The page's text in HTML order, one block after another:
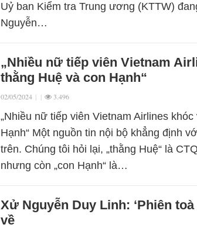
Uỷ ban Kiểm tra Trung ương (KTTW)
Nguyễn…
„Nhiều nữ tiếp viên Vietnam
thằng Huệ và con Hạnh“
02/05/2024 | | 3.496
„Nhiều nữ tiếp viên Vietnam Airlines
Hạnh“ Một nguồn tin nội bộ khẳng định
trên. Chúng tôi hỏi lại, „thằng Huệ“ là
nhưng còn „con Hạnh“ là…
Xử Nguyễn Duy Linh: ‘Phiên toà
về